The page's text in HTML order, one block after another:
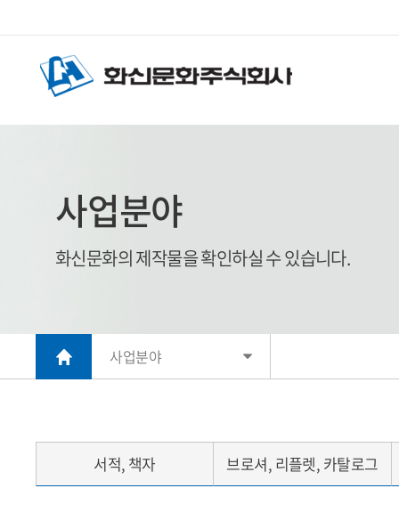
사업분야
화신문화의 제작물을 확인하실 수 있습니다.
사업분야
서적, 책자 브로셔, 리플렛, 카탈로그